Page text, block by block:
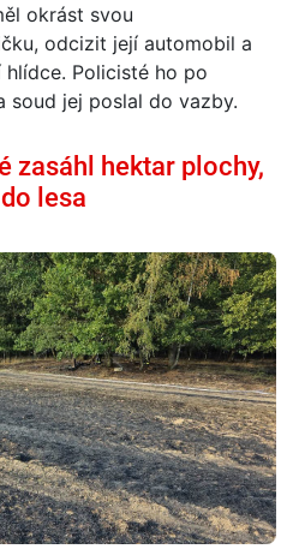
okrást svou
odcizit její automobil a
Policisté ho po
soud jej poslal do vazby.
zasáhl hektar plochy,
lesa